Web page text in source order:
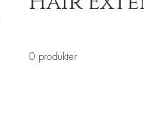
0 produkter